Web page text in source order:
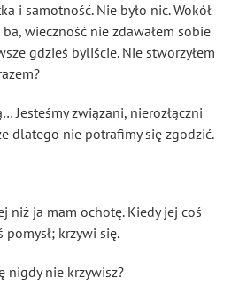
i samotność. Nie było nic. Wokół
wieczność nie zdawałem sobie
gdzieś byliście. Nie stworzyłem
Jesteśmy związani, nierozłączni
dlatego nie potrafimy się zgodzić.
niż ja mam ochotę. Kiedy jej coś
krzywi się.
nigdy nie krzywisz?